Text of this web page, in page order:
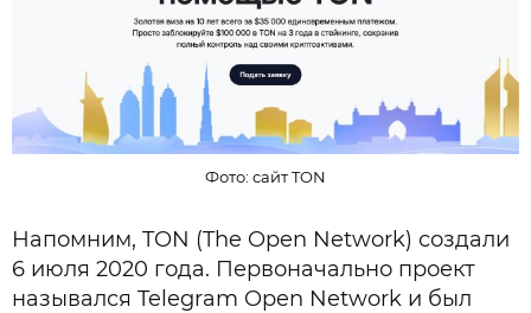
Фото: сайт TON
Напомним, TON (The Open Network) создали
6 июля 2020 года. Первоначально проект
назывался Telegram Open Network и был